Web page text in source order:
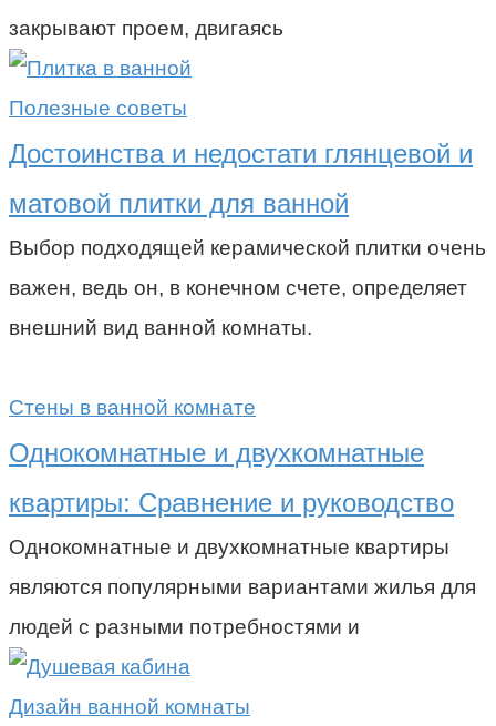
закрывают проем, двигаясь
Полезные советы
Достоинства и недостати глянцевой и
матовой плитки для ванной
Выбор подходящей керамической плитки очень
важен, ведь он, в конечном счете, определяет
внешний вид ванной комнаты.
Стены в ванной комнате
Однокомнатные и двухкомнатные
квартиры: Сравнение и руководство
Однокомнатные и двухкомнатные квартиры
являются популярными вариантами жилья для
людей с разными потребностями и
Дизайн ванной комнаты